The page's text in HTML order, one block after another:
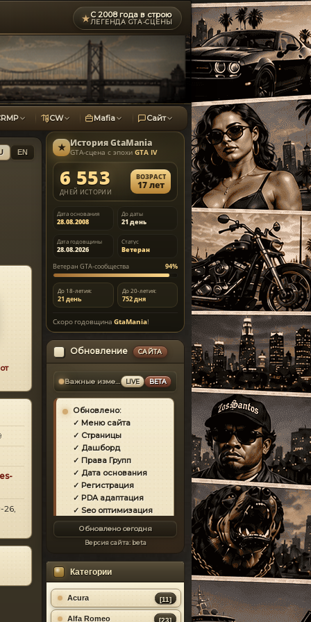
★С 2008 года в строю
ЛЕГЕНДА GTA-СЦЕНЫ
CW Mafia Сайт
EN
26,
★ ИсторияGtaMania
GTA-сцена с эпохи GTA IV
6 553
ДНЕЙ ИСТОРИИ
ВОЗРАСТ
17 лет
Дата основания
28.08.2008
До даты
21 день
Дата годовщины
28.08.2026
Статус
Ветеран
Ветеран GTA-сообщества
94%
До 18-летия:
21 день
До 20-летия:
752 дня
Скоро годовщинаGtaMania!
Обновление САЙТА
Важные изменения LIVE BETA
Обновлено:
✓ Меню сайта
✓ Страницы
✓ Дашборд
✓ Права Групп
✓ Дата основания
✓ Регистрация
✓ PDA адаптация
✓ Seo оптимизация
✓ Загрузка страниц
✓ Моды
✓ Главная
✓ Репутация
✓ Золотой коммент
✓ Футер
✓ Форум
Обновлено сегодня
Версия сайта: beta
Категории
Acura [11]
Alfa Romeo [23]